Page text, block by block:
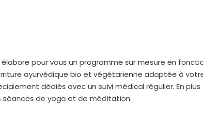
pour vous un programme sur mesure en
ayurvédique bio et végétarienne adaptée à
dédiés avec un suivi médical régulier. En plus
séances de yoga et de méditation.